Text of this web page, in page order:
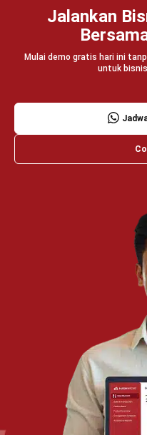
POS
©
Home IndustriProduk